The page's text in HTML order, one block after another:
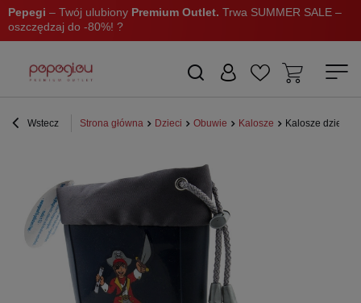
Pepegi – Twój ulubiony Premium Outlet. Trwa SUMMER SALE –
oszczędzaj do -80%! ?
Wstecz Strona główna Dzieci Obuwie Kalosze Kalosze